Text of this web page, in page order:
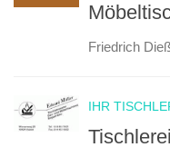
Friedrich
IHR